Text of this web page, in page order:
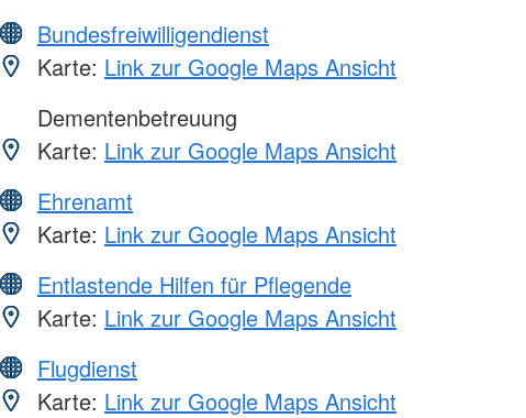
Bundesfreiwilligendienst
Karte: Link zur Google Maps Ansicht
Dementenbetreuung
Karte: Link zur Google Maps Ansicht
Ehrenamt
Karte: Link zur Google Maps Ansicht
Entlastende Hilfen für Pflegende
Karte: Link zur Google Maps Ansicht
Flugdienst
Karte: Link zur Google Maps Ansicht